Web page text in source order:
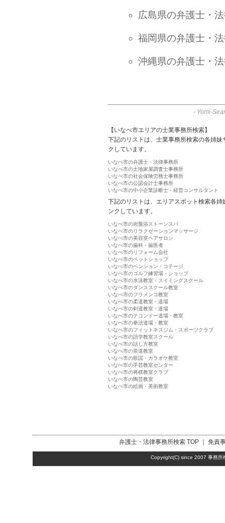
広島県の弁護士・
福岡県の弁護士・
沖縄県の弁護士・
- Yomi-
【いなべ市エリアの士業事務所検索】
下記のリストは、士業事務所検索の各姉
クしています。
いなべ市の弁護士・法律事務所
いなべ市の土地家屋調査士事務所
いなべ市の社会保険労務士事務所
いなべ市の公認会計士事務所
いなべ市の中小企業診断士・経営コンサルタント
下記のリストは、エリアスポット検索各
ンクしています。
いなべ市の岩盤浴ストーンスパ
いなべ市のリラクゼーションマッサージ
いなべ市の美容室ヘアサロン
いなべ市の歯科・歯医者
いなべ市のリフォーム会社
いなべ市のペットショップ
いなべ市のペンション・コテージ
いなべ市のゴルフ練習場・ショップ
いなべ市の水泳教室・スイミングスクール
いなべ市のダンススクール教室
いなべ市のフラメンコ教室
いなべ市の柔道教室・道場
いなべ市の剣道教室・道場
いなべ市のテコンドー道場・教室
いなべ市の拳法道場・教室
いなべ市のフィットネスジム・スポーツクラブ
いなべ市の語学教室スクール
いなべ市の話し方教室
いなべ市の茶道教室
いなべ市の歌謡・カラオケ教室
いなべ市の手芸教室センター
いなべ市の将棋教室クラブ
いなべ市の陶芸教室
いなべ市の絵画・美術教室
弁護士・法律事務所検索TOP ｜ 免責
Copyright(C) since 2007 事務所